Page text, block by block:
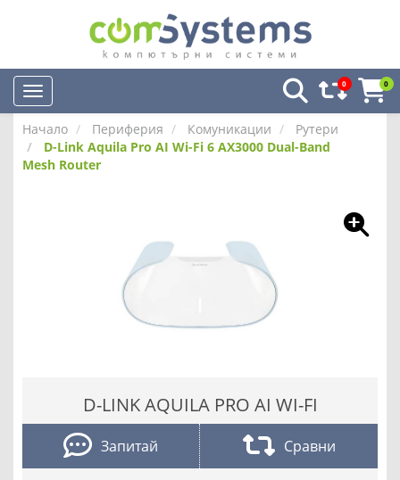
0 0
Начало Периферия Комуникации
Рутери
D-Link Aquila Pro AI Wi-Fi 6 AX3000 Dual-Band
Mesh Router
D-LINK AQUILA PRO AI WI-FI
Запитай Сравни